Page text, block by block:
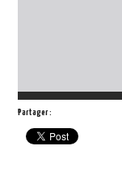
Partager :